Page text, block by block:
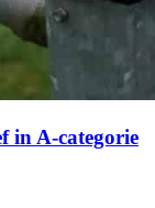
in A-categorie